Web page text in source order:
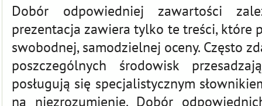
Dobór odpowiedniej zawartości
prezentacja zawiera tylko te treści, które
swobodnej, samodzielnej oceny. Często
poszczególnych środowisk
posługują się specjalistycznym
na niezrozumienie. Dobór